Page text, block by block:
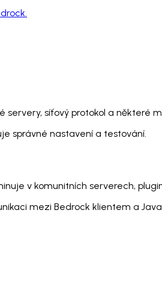
servery, síťový protokol a některé
správné nastavení a testování.
v komunitních serverech,
mezi Bedrock klientem a